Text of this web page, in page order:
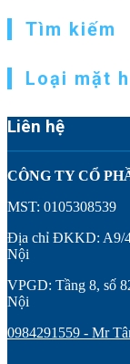
Tìm kiếm
Loại mặt
Liên hệ
CÔNG TY CỔ
MST: 0105308539
Địa chỉ ĐKKD: A9/
Nội
VPGD: Tầng 8, số
Nội
0984291559 - Mr